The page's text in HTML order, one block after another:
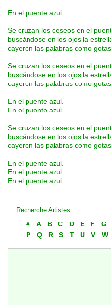
En el puente azul.
Se cruzan los deseos en el
buscándose en los ojos la
cayeron las palabras como
Se cruzan los deseos en el
buscándose en los ojos la
cayeron las palabras como
En el puente azul.
En el puente azul.
Se cruzan los deseos en el
buscándose en los ojos la
cayeron las palabras como
En el puente azul.
En el puente azul.
En el puente azul.
Recherche Artistes :
# A B C D E F G
P
Q R S T U V W